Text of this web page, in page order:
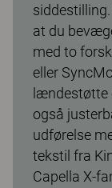
at du
med to
eller
lændestøtte
også
udførelse
tekstil fra
Capella X-